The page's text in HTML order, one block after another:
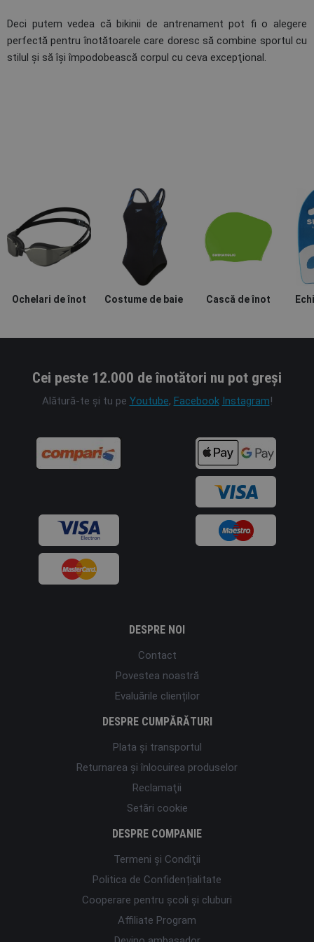
Deci putem vedea că bikinii de antrenament pot fi o alegere
perfectă pentru înotătoarele care doresc să combine sportul cu
stilul şi să îşi împodobească corpul cu ceva excepţional.
Ochelari de înot Costume de baie Cască de înot
Cei peste 12.000 de înotători nu pot greși
Alătură-te și tu pe Youtube, Facebook Instagram!
DESPRE NOI
Contact
Povestea noastră
Evaluările clienților
DESPRE CUMPĂRĂTURI
Plata şi transportul
Returnarea și înlocuirea produselor
Reclamaţii
Setări cookie
DESPRE COMPANIE
Termeni şi Condiţii
Politica de Confidențialitate
Cooperare pentru școli și cluburi
Affiliate Program